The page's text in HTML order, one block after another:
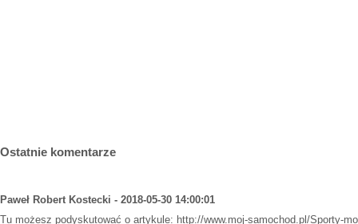
Ostatnie komentarze
Paweł Robert Kostecki - 2018-05-30 14:00:01
Tu możesz podyskutować o artykule: http://www.moj-samochod.pl/Sporty-